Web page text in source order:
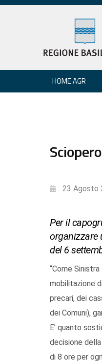
HOME AGR
23 Agosto
Per il
organizzare
del 6
“Come
mobilitazione
precari, dei
dei Comuni),
E’ quanto
decisione
di 8 ore per